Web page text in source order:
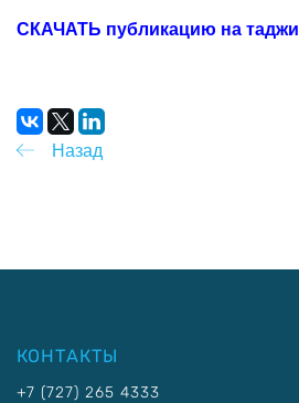
СКАЧАТЬ публикацию на
Назад
КОНТАКТЫ
+7 (727) 265 4333